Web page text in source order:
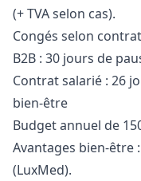
(+ TVA selon cas).
Congés selon
B2B : 30 jours de
Contrat salarié : 26
bien-être
Budget annuel de
Avantages bien-
(LuxMed).